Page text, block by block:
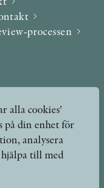
processen
alla cookies'
på din enhet för
analysera
till med